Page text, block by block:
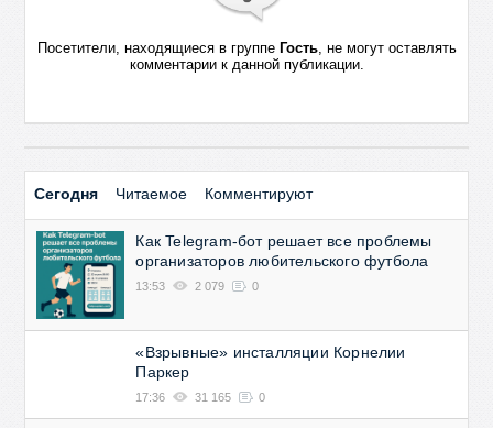
Посетители, находящиеся в группе Гость, не могут оставлять
комментарии к данной публикации.
Сегодня Читаемое Комментируют
Как Telegram-бот решает все проблемы
организаторов любительского футбола
13:53 2 079 0
«Взрывные» инсталляции Корнелии
Паркер
17:36 31 165 0